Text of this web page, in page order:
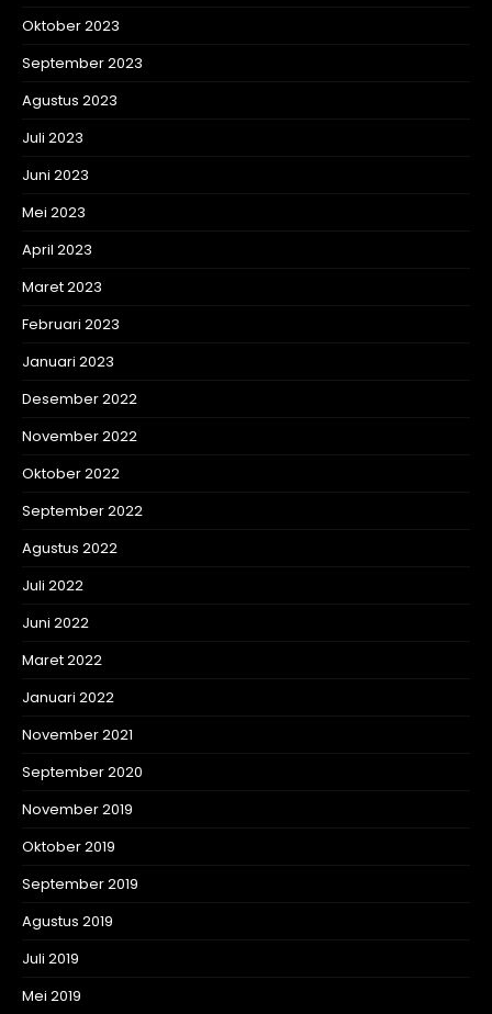
Oktober 2023
September 2023
Agustus 2023
Juli 2023
Juni 2023
Mei 2023
April 2023
Maret 2023
Februari 2023
Januari 2023
Desember 2022
November 2022
Oktober 2022
September 2022
Agustus 2022
Juli 2022
Juni 2022
Maret 2022
Januari 2022
November 2021
September 2020
November 2019
Oktober 2019
September 2019
Agustus 2019
Juli 2019
Mei 2019